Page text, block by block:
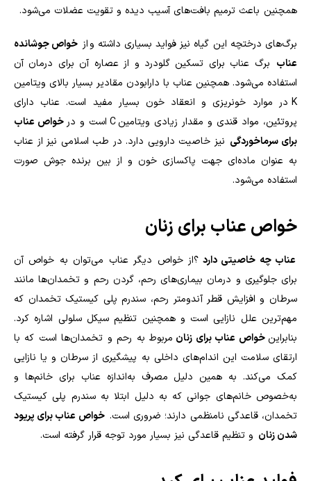
همچنین باعث ترمیم بافت‌های آسیب دیده و تقویت عضلات می‌شود.
برگ‌های درختچه این گیاه نیز فواید بسیاری داشته و از خواص جوشانده
عناب برگ عناب برای تسکین گلودرد و از عصاره آن برای درمان آن
استفاده می‌شود. همچنین عناب با دارابودن مقادیر بسیار بالای ویتامین
K در موارد خونریزی و انعقاد خون بسیار مفید است. عناب دارای
پروتئین، مواد قندی و مقدار زیادی ویتامینCاست و درخواص عناب
برای سرماخوردگی نیز خاصیت دارویی دارد. در طب اسلامی نیز از عناب
به عنوان ماده‌ای جهت پاکسازی خون و از بین برنده جوش صورت
استفاده می‌شود.
خواص عناب برای زنان
عناب چه خاصیتی دارد ؟از خواص دیگر عناب می‌توان به خواص آن
برای جلوگیری و درمان بیماری‌های رحم، گردن رحم و تخمدان‌ها مانند
سرطان و افزایش قطر آندومتر رحم، سندرم پلی کیستیک تخمدان که
مهم‌ترین علل نازایی است و همچنین تنظیم سیکل سلولی اشاره کرد.
بنابراین خواص عناب برای زنان مربوط به رحم و تخمدان‌ها است که با
ارتقای سلامت این اندام‌های داخلی به پیشگیری از سرطان و یا نازایی
کمک می‌کند. به همین دلیل مصرف به‌اندازه عناب برای خانم‌ها و
به‌خصوص خانم‌های جوانی که به دلیل ابتلا به سندرم پلی کیستیک
تخمدان، قاعدگی نامنظمی دارند؛ ضروری است. خواص عناب برای پریود
شدن زنان و تنظیم قاعدگی نیز بسیار مورد توجه قرار گرفته است.